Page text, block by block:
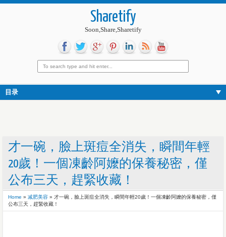
Sharetify
Soon,Share,Sharetify
目录
才一碗，臉上斑痘全消失，瞬間年輕
20歲！一個凍齡阿嬤的保養秘密，僅
公布三天，趕緊收藏！
Home » 减肥美容 » 才一碗，臉上斑痘全消失，瞬間年輕20歲！一個凍齡阿嬤的保養秘密，僅
公布三天，趕緊收藏！